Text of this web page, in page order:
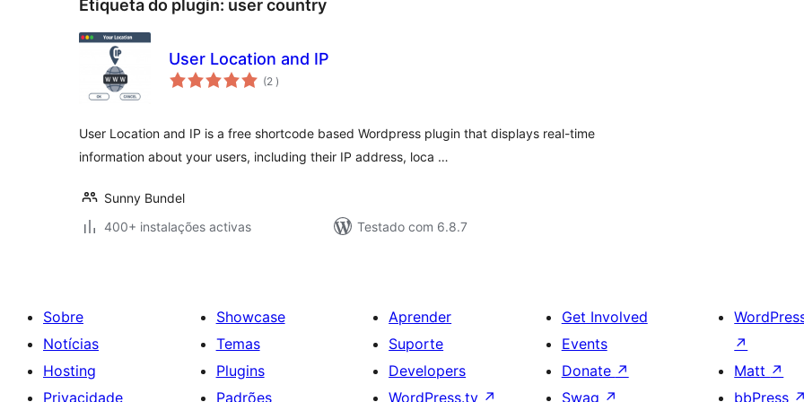
Etiqueta do plugin: user country
User Location and IP
(2 classificações
)
User Location and IP is a free shortcode based Wordpress plugin that displays real-time
information about your users, including their IP address, loca …
Sunny Bundel
400+ instalações activas
Testado com 6.8.7
Sobre
Notícias
Hosting
Privacidade
Showcase
Temas
Plugins
Padrões
Aprender
Suporte
Developers
WordPress.tv ↗
Get Involved
Events
Donate ↗
Swag ↗
↗
Matt ↗
bbPress ↗